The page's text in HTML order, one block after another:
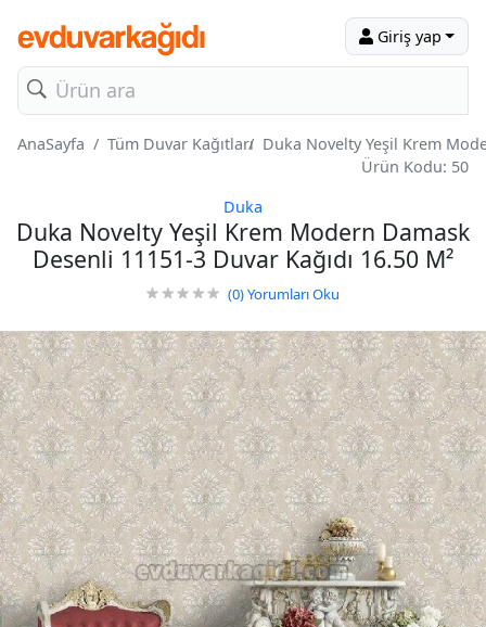
Giriş yap
AnaSayfa Tüm Duvar Kağıtları Duka Novelty Yeşil Krem
Ürün Kodu: 50
Duka
Duka Novelty Yeşil Krem Modern Damask
Desenli 11151-3 Duvar Kağıdı 16.50 M²
(0)Yorumları Oku